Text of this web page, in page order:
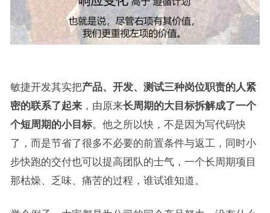
敏捷开发其实把产品、开发、测试三种岗位职责的人紧
密的联系了起来，由原来长周期的大目标拆解成了一个
个短周期的小目标。他之所以快，不是因为写代码快
了，而是节省了很多不必要的前置条件与返工，同时小
步快跑的交付也可以提高团队的士气，一个长周期项目
那枯燥、乏味、痛苦的过程，谁试谁知道。